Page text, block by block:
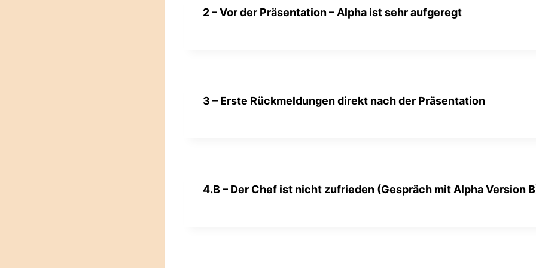
2 – Vor der Präsentation – Alpha ist sehr aufgeregt
3 – Erste Rückmeldungen direkt nach der Präsentation
4.B – Der Chef ist nicht zufrieden (Gespräch mit Alpha Version